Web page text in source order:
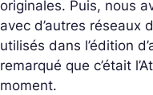
originales. Puis, nous
avec d’autres réseaux
utilisés dans l’édition
remarqué que c’était
moment.